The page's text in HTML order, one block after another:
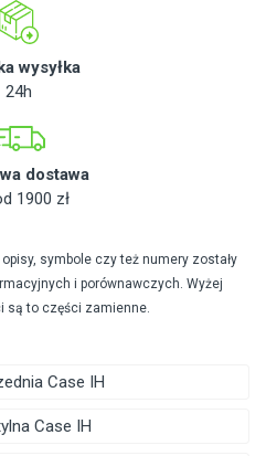
wysyłka
24h
dostawa
1900 zł
symbole czy też numery zostały
i porównawczych. Wyżej
są to części zamienne.
Case IH
Case IH